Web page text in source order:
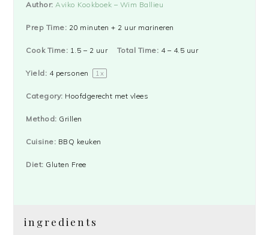
Author: Aviko Kookboek – Wim Ballieu
Prep Time: 20 minuten + 2 uur marineren
Cook Time: 1.5 – 2 uur Total Time: 4 – 4.5 uur
Yield: 4personen 1x
Category: Hoofdgerecht met vlees
Method: Grillen
Cuisine: BBQ keuken
Diet: Gluten Free
ingredients